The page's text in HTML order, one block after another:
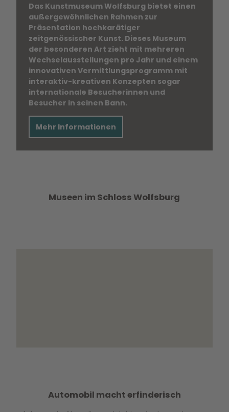
Das Kunstmuseum Wolfsburg bietet einen
außergewöhnlichen Rahmen zur
Präsentation hochkarätiger
zeitgenössischer Kunst. Dieses Museum
der besonderen Art zieht mit mehreren
Wechselausstellungen pro Jahr und einem
innovativen Vermittlungsprogramm mit
interaktiv-kreativen Konzepten sogar
internationale Besucherinnen und
Besucher in seinen Bann.
Mehr Informationen
Museen im Schloss Wolfsburg
Automobil macht erfinderisch